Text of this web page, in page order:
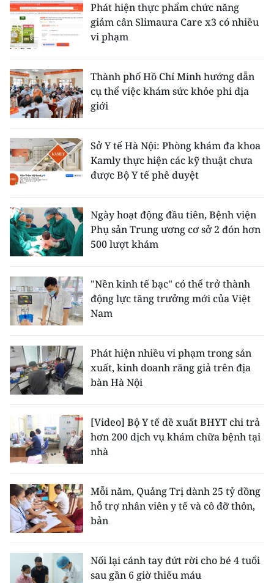
Phát hiện thực phẩm chức năng
giảm cân Slimaura Care x3 có nhiều
vi phạm
Thành phố Hồ Chí Minh hướng dẫn
cụ thể việc khám sức khỏe phi địa
giới
Sở Y tế Hà Nội: Phòng khám đa khoa
Kamly thực hiện các kỹ thuật chưa
được Bộ Y tế phê duyệt
Ngày hoạt động đầu tiên, Bệnh viện
Phụ sản Trung ương cơ sở 2 đón hơn
500 lượt khám
"Nền kinh tế bạc" có thể trở thành
động lực tăng trưởng mới của Việt
Nam
Phát hiện nhiều vi phạm trong sản
xuất, kinh doanh răng giả trên địa
bàn Hà Nội
[Video] Bộ Y tế đề xuất BHYT chi trả
hơn 200 dịch vụ khám chữa bệnh tại
nhà
Mỗi năm, Quảng Trị dành 25 tỷ đồng
hỗ trợ nhân viên y tế và cô đỡ thôn,
bản
Nối lại cánh tay đứt rời cho bé 4 tuổi
sau gần 6 giờ thiếu máu